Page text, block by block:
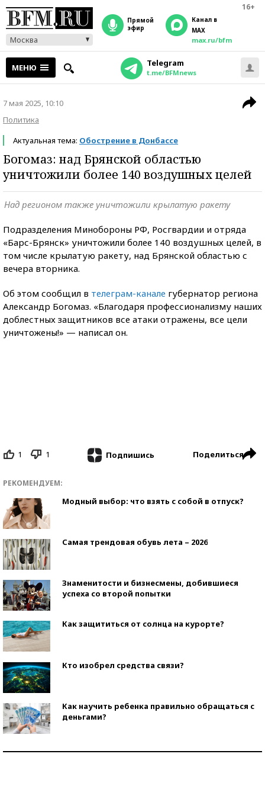
16+
Москва
прямой
эфир
Канал в
MAX
max.ru/bfm
МЕНЮ Telegram
t.me/BFMnews
7 мая 2025, 10:10
Политика
Актуальная тема: Обострение в Донбассе
Богомаз: над Брянской областью
уничтожили более 140 воздушных целей
Над регионом также уничтожили крылатую ракету
Подразделения Минобороны РФ, Росгвардии и отряда
«Барс-Брянск» уничтожили более 140 воздушных целей, в
том числе крылатую ракету, над Брянской областью с
вечера вторника.
Об этом сообщил в телеграм-канале губернатор региона
Александр Богомаз. «Благодаря профессионализму наших
доблестных защитников все атаки отражены, все цели
уничтожены!» — написал он.
1 1 Подпишись Поделиться
РЕКОМЕНДУЕМ:
Модный выбор: что взять с собой в отпуск?
Самая трендовая обувь лета – 2026
Знаменитости и бизнесмены, добившиеся
успеха со второй попытки
Как защититься от солнца на курорте?
Кто изобрел средства связи?
Как научить ребенка правильно обращаться с
деньгами?